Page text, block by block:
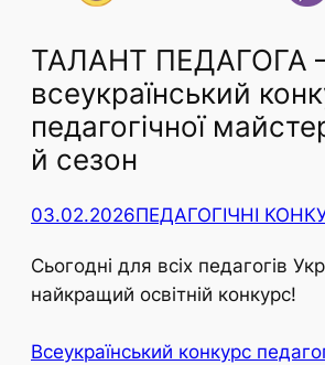
ТАЛАНТ ПЕДАГОГА
всеукраїнський
педагогічної
й сезон
03.02.2026ПЕДАГОГІЧНІ
Сьогодні для всіх педагогів
найкращий освітній конкурс!
Всеукраїнський конкурс